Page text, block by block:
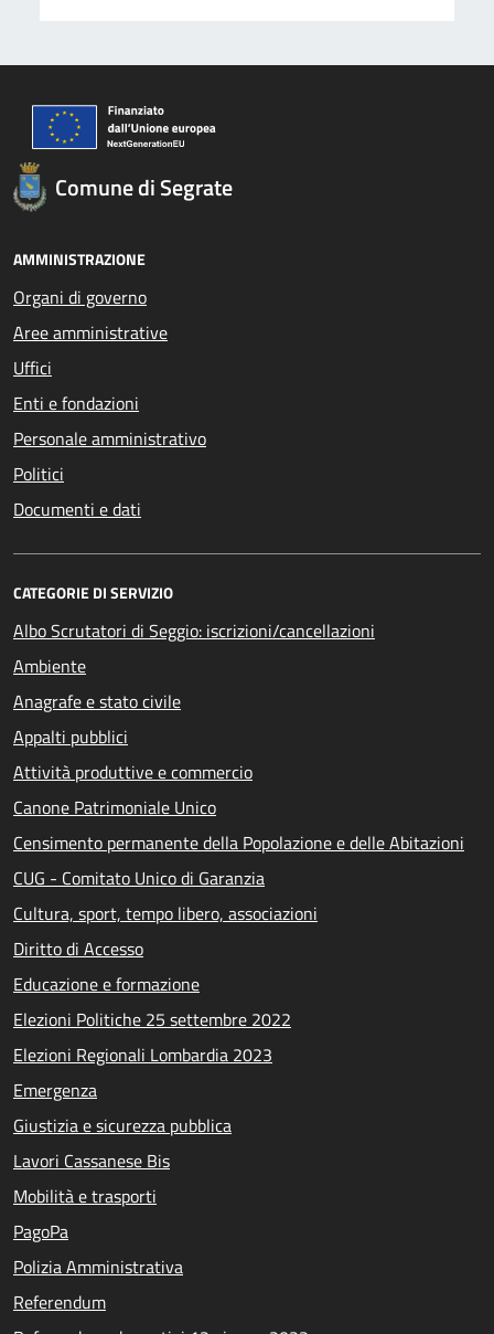
Comune di Segrate
AMMINISTRAZIONE
Organi di governo
Aree amministrative
Uffici
Enti e fondazioni
Personale amministrativo
Politici
Documenti e dati
CATEGORIE DI SERVIZIO
Albo Scrutatori di Seggio: iscrizioni/cancellazioni
Ambiente
Anagrafe e stato civile
Appalti pubblici
Attività produttive e commercio
Canone Patrimoniale Unico
Censimento permanente della Popolazione e delle Abitazioni
CUG - Comitato Unico di Garanzia
Cultura, sport, tempo libero, associazioni
Diritto di Accesso
Educazione e formazione
Elezioni Politiche 25 settembre 2022
Elezioni Regionali Lombardia 2023
Emergenza
Giustizia e sicurezza pubblica
Lavori Cassanese Bis
Mobilità e trasporti
PagoPa
Polizia Amministrativa
Referendum